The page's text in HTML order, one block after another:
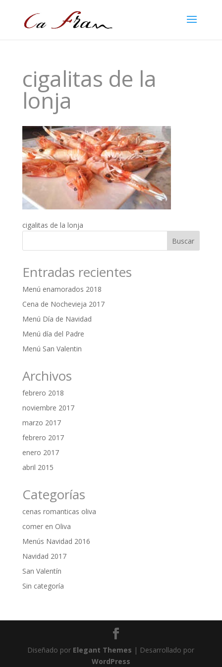
cigalitas de la
lonja
cigalitas de la lonja
Entradas recientes
Menú enamorados 2018
Cena de Nochevieja 2017
Menú Día de Navidad
Menú día del Padre
Menú San Valentin
Archivos
febrero 2018
noviembre 2017
marzo 2017
febrero 2017
enero 2017
abril 2015
Categorías
cenas romanticas oliva
comer en Oliva
Menús Navidad 2016
Navidad 2017
San Valentín
Sin categoría
Diseñado por Elegant Themes | Desarrollado por
WordPress